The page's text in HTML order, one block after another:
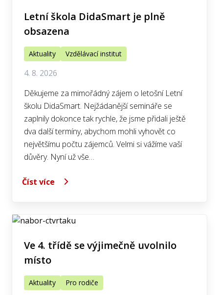
Letní škola DidaSmart je plně
obsazena
Aktuality Vzdělávací institut
4. 8. 2026
Děkujeme za mimořádný zájem o letošní Letní
školu DidaSmart. Nejžádanější semináře se
zaplnily dokonce tak rychle, že jsme přidali ještě
dva další termíny, abychom mohli vyhovět co
největšímu počtu zájemců. Velmi si vážíme vaší
důvěry. Nyní už vše…
Číst více
Ve 4. třídě se výjimečně uvolnilo
místo
Aktuality Pro rodiče